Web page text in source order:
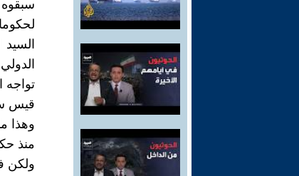
تواجه
قيس
وهذا
منذ
ولكن